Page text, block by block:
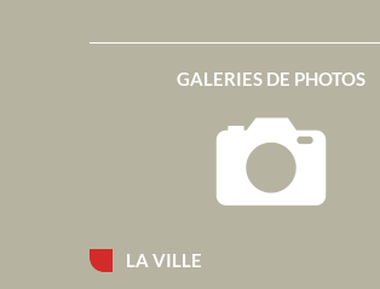
LA VILLE
GALERIES DE PHOTOS